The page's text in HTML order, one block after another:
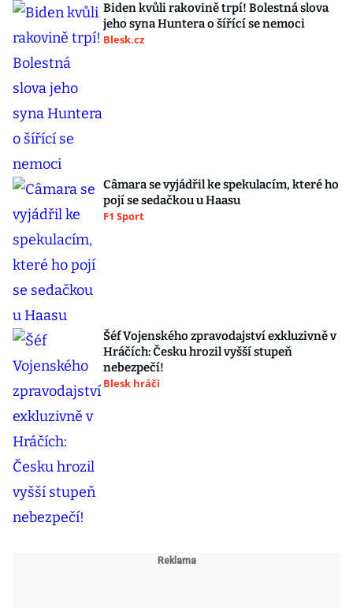
Biden kvůli rakovině trpí! Bolestná slova
jeho syna Huntera o šířící se nemoci
Blesk.cz
Câmara se vyjádřil ke spekulacím, které ho
pojí se sedačkou u Haasu
F1 Sport
Šéf Vojenského zpravodajství exkluzivně v
Hráčích: Česku hrozil vyšší stupeň
nebezpečí!
Blesk hráči